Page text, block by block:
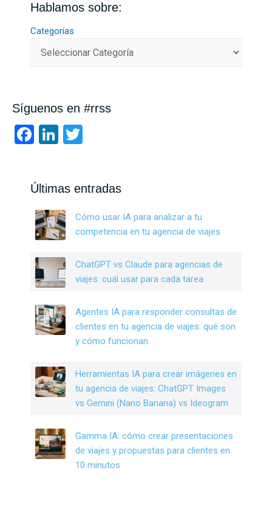
Hablamos sobre:
Categorías
Síguenos en #rrss
F
b
o
o
k
Li
dI
n
er
Últimas entradas
Cómo usar IA para analizar a tu
competencia en tu agencia de viajes
ChatGPT vs Claude para agencias de
viajes: cuál usar para cada tarea
Agentes IA para responder consultas de
clientes en tu agencia de viajes: qué son
y cómo funcionan
Herramientas IA para crear imágenes en
tu agencia de viajes: ChatGPT Images
vs Gemini (Nano Banana) vs Ideogram
Gamma IA: cómo crear presentaciones
de viajes y propuestas para clientes en
10 minutos